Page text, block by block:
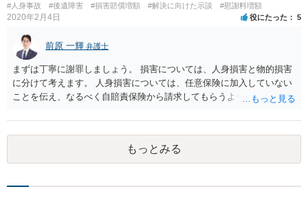
#人身事故 #後遺障害 #損害賠償増額 #解決に向けた示談 #慰謝料増額
2020年2月4日 役にたった 5
前原 一輝 弁護士
まずは丁寧に謝罪しましょう。 損害については、人身損害と物的損害
に分けて考えます。 人身損害については、任意保険に加入していない
ことを伝え、なるべく自賠責保険から請求してもらうようお願いして
願いしてください。 物的損害については、請求の根拠を精査する必要
があり、写真や見積書を送ってもらい、請求金額が正当化をちゃんと
チェックする必要があります。 相談者様の資力がどれだけあるのかは
分かりませんが、資力に応じた対応をして行くほかありません。 訴訟
もっとみる